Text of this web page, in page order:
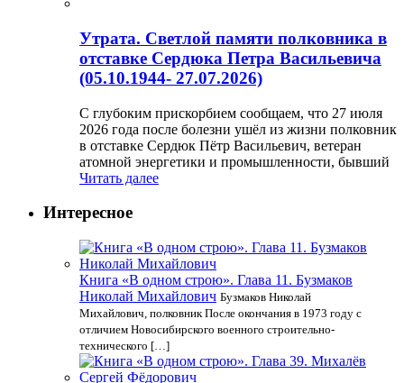
Утрата. Светлой памяти полковника в
отставке Сердюка Петра Васильевича
(05.10.1944- 27.07.2026)
С глубоким прискорбием сообщаем, что 27 июля
2026 года после болезни ушёл из жизни полковник
в отставке Сердюк Пётр Васильевич, ветеран
атомной энергетики и промышленности, бывший
Читать далее
Интересное
Книга «В одном строю». Глава 11. Бузмаков
Николай Михайлович Бузмаков Николай
Михайлович, полковник После окончания в 1973 году с
отличием Новосибирского военного строительно-
технического […]